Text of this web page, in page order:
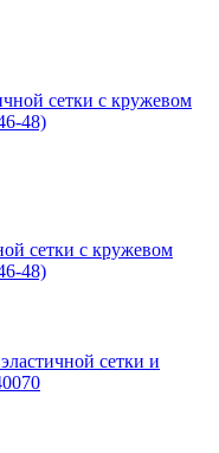
сетки с кружевом
48)